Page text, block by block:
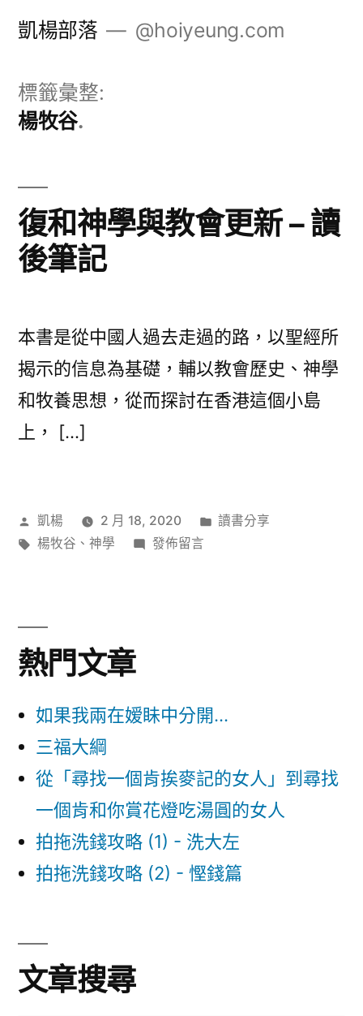
凱楊部落 @hoiyeung.com
標籤彙整:
楊牧谷
復和神學與教會更新 – 讀
後筆記
本書是從中國人過去走過的路，以聖經所
揭示的信息為基礎，輔以教會歷史、神學
和牧養思想，從而探討在香港這個小島
上， […]
作
者:
凱楊 2 月 18, 2020
分
讀書分享
標
楊牧谷 、 神學
在
更
–
讀
後
筆
發佈留言
熱門文章
如果我兩在嫒眛中分開...
三福大綱
從「尋找一個肯挨麥記的女人」到尋找
一個肯和你賞花燈吃湯圓的女人
拍拖洗錢攻略 (1) - 洗大左
拍拖洗錢攻略 (2) - 慳錢篇
文章搜尋